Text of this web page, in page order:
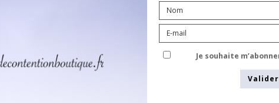
Top, lilac
SupCare Concious (GOTS)
Je souhaite
Valider